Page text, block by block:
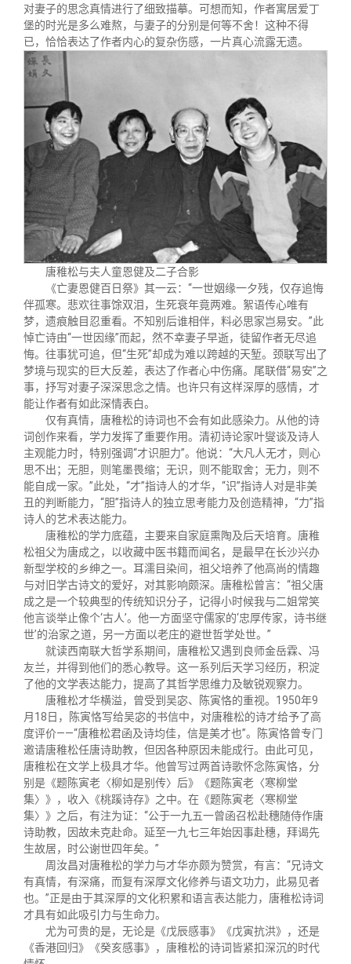
对妻子的思念真情进行了细致描摹。可想而知，作者寓居爱丁
堡的时光是多么难熬，与妻子的分别是何等不舍！这种不得
已，恰恰表达了作者内心的复杂伤感，一片真心流露无遗。
唐稚松与夫人童恩健及二子合影
《亡妻恩健百日祭》其一云：“一世姻缘一夕残，仅存追悔
伴孤寒。悲欢往事馀双泪，生死衰年竟两难。絮语传心唯有
梦，遗痕触目忍重看。不知别后谁相伴，料必思家岂易安。”此
悼亡诗由“一世因缘”而起，然不幸妻子早逝，徒留作者无尽追
悔。往事犹可追，但“生死”却成为难以跨越的天堑。颈联写出了
梦境与现实的巨大反差，表达了作者心中伤痛。尾联借“易安”之
事，抒写对妻子深深思念之情。也许只有这样深厚的感情，才
能让作者有如此深情表白。
仅有真情，唐稚松的诗词也不会有如此感染力。从他的诗
词创作来看，学力发挥了重要作用。清初诗论家叶燮谈及诗人
主观能力时，特别强调“才识胆力”。他说：“大凡人无才，则心
思不出；无胆，则笔墨畏缩；无识，则不能取舍；无力，则不
能自成一家。”此处，“才”指诗人的才华，“识”指诗人对是非美
丑的判断能力，“胆”指诗人的独立思考能力及创造精神，“力”指
诗人的艺术表达能力。
唐稚松的学力底蕴，主要来自家庭熏陶及后天培育。唐稚
松祖父为唐成之，以收藏中医书籍而闻名，是最早在长沙兴办
新型学校的乡绅之一。耳濡目染间，祖父培养了他高尚的情趣
与对旧学古诗文的爱好，对其影响颇深。唐稚松曾言：“祖父唐
成之是一个较典型的传统知识分子，记得小时候我与二姐常笑
他言谈举止像个‘古人’。他一方面坚守儒家的‘忠厚传家，诗书继
世’的治家之道，另一方面以老庄的避世哲学处世。”
就读西南联大哲学系期间，唐稚松又遇到良师金岳霖、冯
友兰，并得到他们的悉心教导。这一系列后天学习经历，积淀
了他的文学表达能力，提高了其哲学思维力及敏锐观察力。
唐稚松才华横溢，曾受到吴宓、陈寅恪的重视。1950年9
月18日，陈寅恪写给吴宓的书信中，对唐稚松的诗才给予了高
度评价——“唐稚松君函及诗均佳，信是美才也”。陈寅恪曾专门
邀请唐稚松任唐诗助教，但因各种原因未能成行。由此可见，
唐稚松在文学上极具才华。他曾写过两首诗歌怀念陈寅恪，分
别是《题陈寅老〈柳如是别传〉后》《题陈寅老〈寒柳堂
集〉》，收入《桃蹊诗存》之中。在《题陈寅老〈寒柳堂
集〉》之后，有注为证：“公于一九五一曾函召松赴穗随侍作唐
诗助教，因故未克赴命。延至一九七三年始因事赴穗，拜谒先
生故居，时公谢世四年矣。”
周汝昌对唐稚松的学力与才华亦颇为赞赏，有言：“兄诗文
有真情，有深痛，而复有深厚文化修养与语文功力，此易见者
也。”正是由于其深厚的文化积累和语言表达能力，唐稚松诗词
才具有如此吸引力与生命力。
尤为可贵的是，无论是《戊辰感事》《戊寅抗洪》，还是
《香港回归》《癸亥感事》，唐稚松的诗词皆紧扣深沉的时代